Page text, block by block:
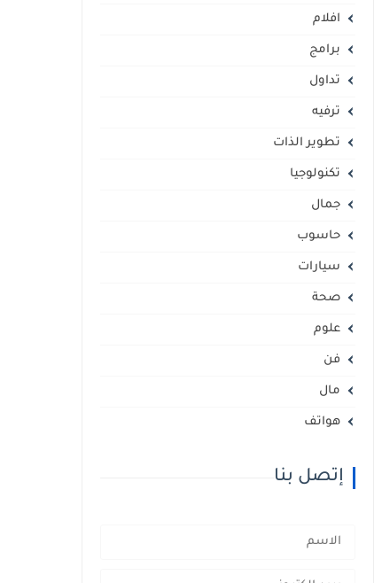
افلام
برامج
تداول
ترفيه
تطوير الذات
تكنولوجيا
جمال
حاسوب
سيارات
صحة
علوم
فن
مال
هواتف
إتصل بنا